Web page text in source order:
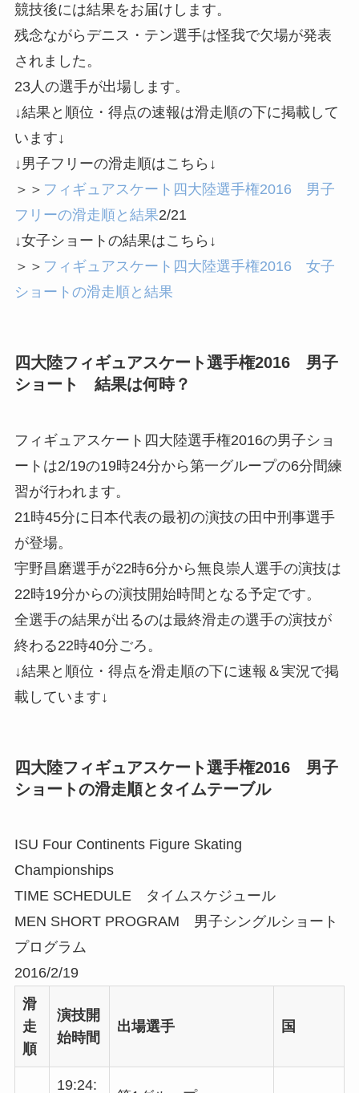
競技後には結果をお届けします。
残念ながらデニス・テン選手は怪我で欠場が発表
されました。
23人の選手が出場します。
↓結果と順位・得点の速報は滑走順の下に掲載して
います↓
↓男子フリーの滑走順はこちら↓
＞＞ フィギュアスケート四大陸選手権2016 男子
フリーの滑走順と結果2/21
↓女子ショートの結果はこちら↓
＞＞ フィギュアスケート四大陸選手権2016 女子
ショートの滑走順と結果
四大陸フィギュアスケート選手権2016 男子
ショート 結果は何時？
フィギュアスケート四大陸選手権2016の男子ショ
ートは2/19の19時24分から第一グループの6分間練
習が行われます。
21時45分に日本代表の最初の演技の田中刑事選手
が登場。
宇野昌磨選手が22時6分から無良崇人選手の演技は
22時19分からの演技開始時間となる予定です。
全選手の結果が出るのは最終滑走の選手の演技が
終わる22時40分ごろ。
↓結果と順位・得点を滑走順の下に速報＆実況で掲
載しています↓
四大陸フィギュアスケート選手権2016 男子
ショートの滑走順とタイムテーブル
ISU Four Continents Figure Skating
Championships
TIME SCHEDULE タイムスケジュール
MEN SHORT PROGRAM 男子シングルショート
プログラム
2016/2/19
滑
走
順
演技開
始時間
出場選手 国
19:24: